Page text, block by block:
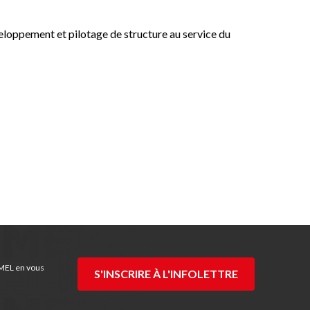
et pilotage de structure au service du
en vous
S'INSCRIRE À L'INFOLETTRE